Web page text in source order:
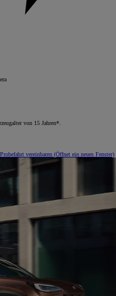
von 15 Jahren*.
Probefahrt vereinbaren (Öffnet ein neues Fenster)